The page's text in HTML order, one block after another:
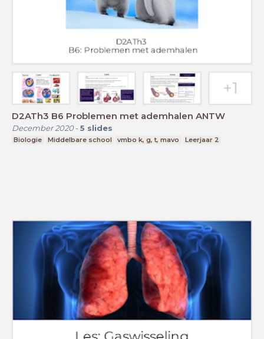
D2ATh3 B6 Problemen met ademhalen ANTW
December 2020- 5 slides
Biologie Middelbare school vmbo k, g, t, mavo Leerjaar 2